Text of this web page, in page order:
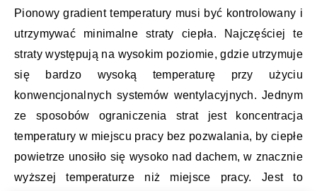
Pionowy gradient temperatury musi być kontrolowany i
utrzymywać minimalne straty ciepła. Najczęściej te
straty występują na wysokim poziomie, gdzie utrzymuje
się bardzo wysoką temperaturę przy użyciu
konwencjonalnych systemów wentylacyjnych. Jednym
ze sposobów ograniczenia strat jest koncentracja
temperatury w miejscu pracy bez pozwalania, by ciepłe
powietrze unosiło się wysoko nad dachem, w znacznie
wyższej temperaturze niż miejsce pracy. Jest to